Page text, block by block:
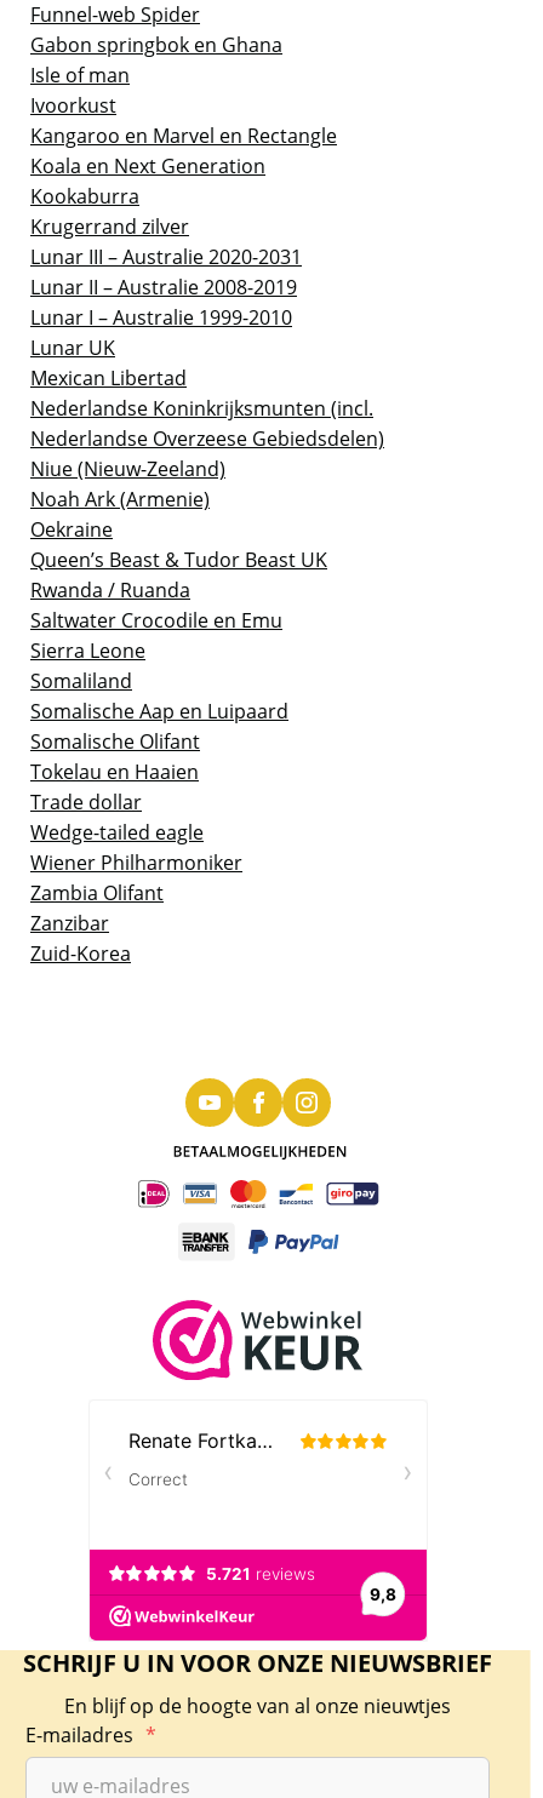
Funnel-web Spider
Gabon springbok en Ghana
Isle of man
Ivoorkust
Kangaroo en Marvel en Rectangle
Koala en Next Generation
Kookaburra
Krugerrand zilver
Lunar III – Australie 2020-2031
Lunar II – Australie 2008-2019
Lunar I – Australie 1999-2010
Lunar UK
Mexican Libertad
Nederlandse Koninkrijksmunten (incl.
Nederlandse Overzeese Gebiedsdelen)
Niue (Nieuw-Zeeland)
Noah Ark (Armenie)
Oekraine
Queen’s Beast & Tudor Beast UK
Rwanda / Ruanda
Saltwater Crocodile en Emu
Sierra Leone
Somaliland
Somalische Aap en Luipaard
Somalische Olifant
Tokelau en Haaien
Trade dollar
Wedge-tailed eagle
Wiener Philharmoniker
Zambia Olifant
Zanzibar
Zuid-Korea
SCHRIJF U IN VOOR ONZE NIEUWSBRIEF
En blijf op de hoogte van al onze nieuwtjes
E-mailadres *